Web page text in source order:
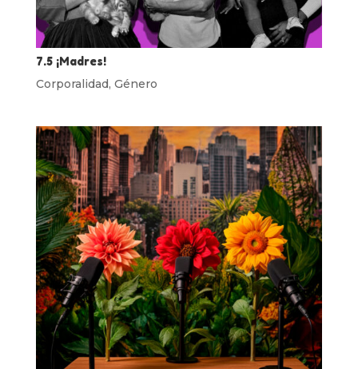
7.5 ¡Madres!
Corporalidad, Género